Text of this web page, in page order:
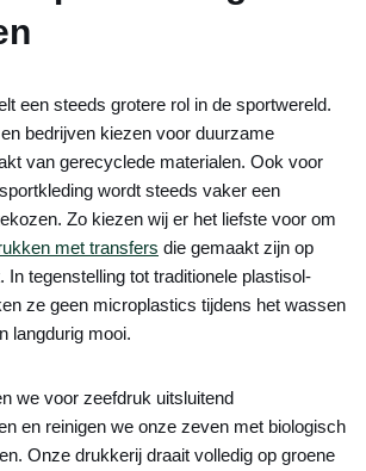
een steeds grotere rol in de sportwereld.
bedrijven kiezen voor duurzame
van gerecyclede materialen. Ook voor
wordt steeds vaker een
Zo kiezen wij er het liefste voor om
met transfers die gemaakt zijn op
In tegenstelling tot traditionele plastisol-
ze geen microplastics tijdens het wassen
langdurig mooi.
we voor zeefdruk uitsluitend
en reinigen we onze zeven met biologisch
Onze drukkerij draait volledig op groene